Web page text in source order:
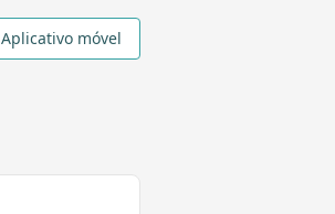
Aplicativo móvel